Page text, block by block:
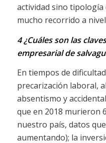
actividad sino tipología
mucho recorrido a
4 ¿Cuáles son las
empresarial de
En tiempos de
precarización laboral,
absentismo y
que en 2018 murieron
nuestro país, datos
aumentando); la